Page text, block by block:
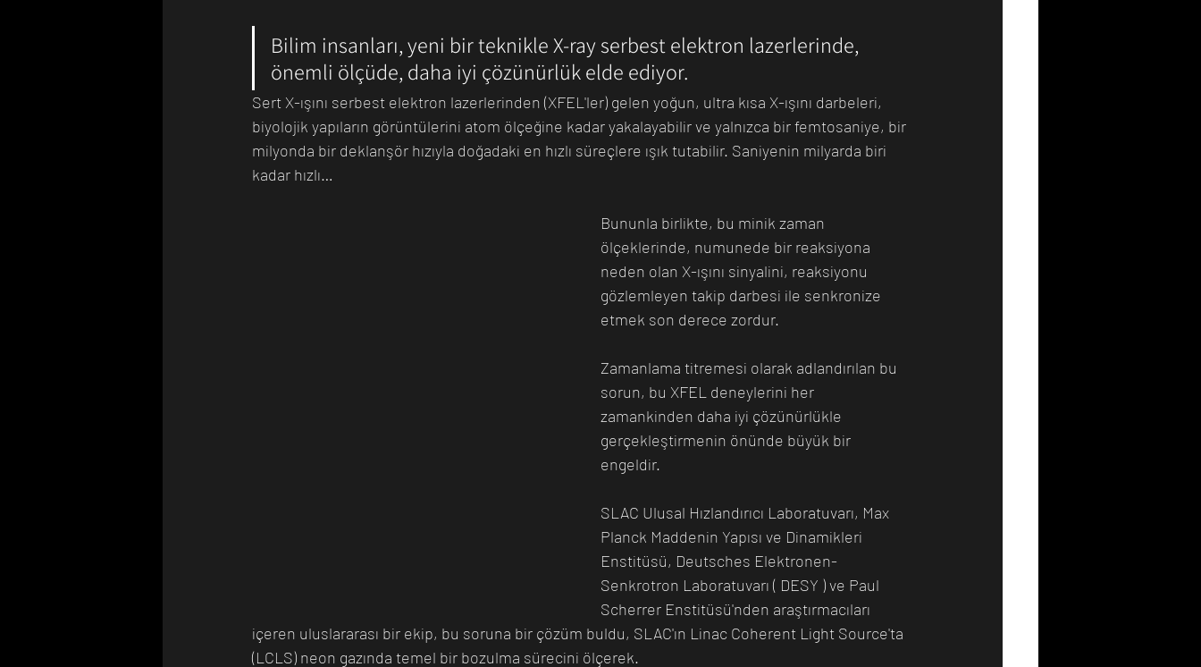
Bilim insanları, yeni bir teknikle X-ray serbest elektron lazerlerinde,
önemli ölçüde, daha iyi çözünürlük elde ediyor.
Sert X-ışını serbest elektron lazerlerinden (XFEL'ler) gelen yoğun, ultra kısa X-ışını darbeleri,
biyolojik yapıların görüntülerini atom ölçeğine kadar yakalayabilir ve yalnızca bir femtosaniye, bir
milyonda bir deklanşör hızıyla doğadaki en hızlı süreçlere ışık tutabilir. Saniyenin milyarda biri
kadar hızlı…
Bununla birlikte, bu minik zaman
ölçeklerinde, numunede bir reaksiyona
neden olan X-ışını sinyalini, reaksiyonu
gözlemleyen takip darbesi ile senkronize
etmek son derece zordur.
Zamanlama titremesi olarak adlandırılan bu
sorun, bu XFEL deneylerini her
zamankinden daha iyi çözünürlükle
gerçekleştirmenin önünde büyük bir
engeldir.
SLAC Ulusal Hızlandırıcı Laboratuvarı, Max
Planck Maddenin Yapısı ve Dinamikleri
Enstitüsü, Deutsches Elektronen-
Senkrotron Laboratuvarı ( DESY ) ve Paul
Scherrer Enstitüsü'nden araştırmacıları
içeren uluslararası bir ekip, bu soruna bir çözüm buldu, SLAC'ın Linac Coherent Light Source'ta
(LCLS) neon gazında temel bir bozulma sürecini ölçerek.